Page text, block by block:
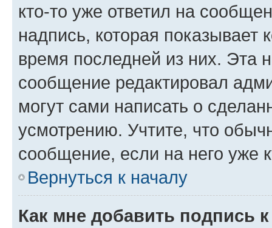
кто-то уже ответил на
надпись, которая показывает
время последней из них. Эта
сообщение редактировал
могут сами написать о
усмотрению. Учтите, что
сообщение, если на него уже
Вернуться к началу
Как мне добавить подпись